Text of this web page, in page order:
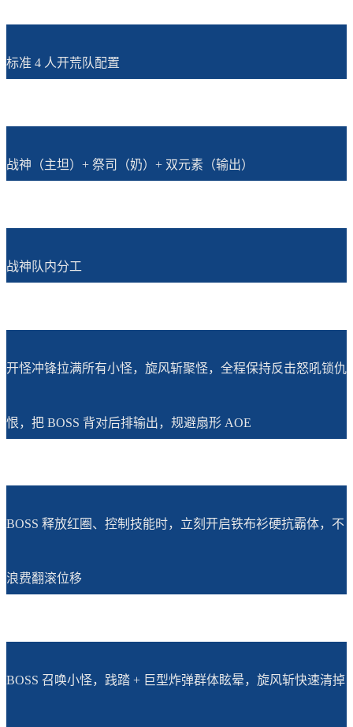
标准 4 人开荒队配置
战神（主坦）+ 祭司（奶）+ 双元素（输出）
战神队内分工
开怪冲锋拉满所有小怪，旋风斩聚怪，全程保持反击怒吼锁仇
恨，把 BOSS 背对后排输出，规避扇形 AOE
BOSS 释放红圈、控制技能时，立刻开启铁布衫硬抗霸体，不
浪费翻滚位移
BOSS 召唤小怪，践踏 + 巨型炸弹群体眩晕，旋风斩快速清掉